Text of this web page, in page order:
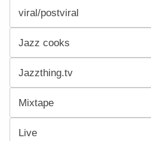
viral/postviral
Jazz cooks
Jazzthing.tv
Mixtape
Live